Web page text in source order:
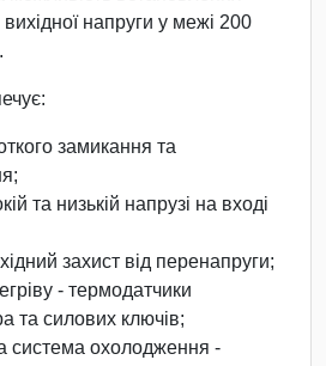
напруги у межі 200
замикання та
та низькій напрузі на вході
захист від перенапруги;
- термодатчики
та силових ключів;
система охолодження -